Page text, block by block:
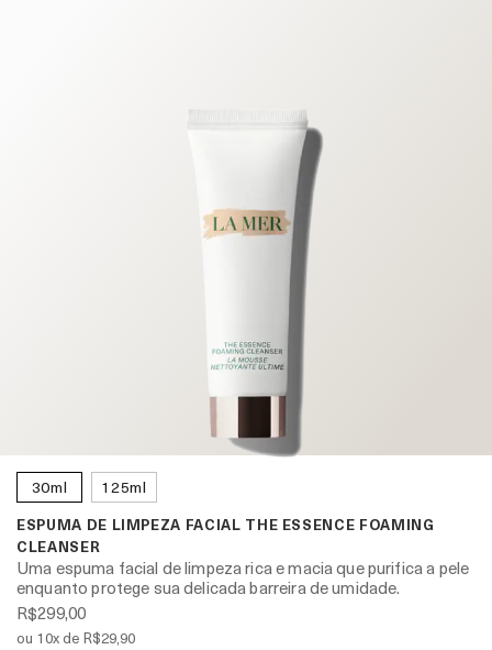
30ml 125ml
ESPUMA DE LIMPEZA FACIAL THE ESSENCE FOAMING
CLEANSER
Uma espuma facial de limpeza rica e macia que purifica a pele
enquanto protege sua delicada barreira de umidade.
R$299,00
ou 10x de R$29,90